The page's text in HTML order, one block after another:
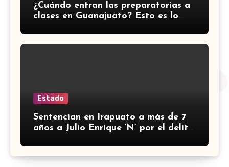
¿Cuándo entran las preparatorias a
clases en Guanajuato? Esto es lo
Estado
Sentencian en Irapuato a más de 7
años a Julio Enrique ‘N’ por el delito